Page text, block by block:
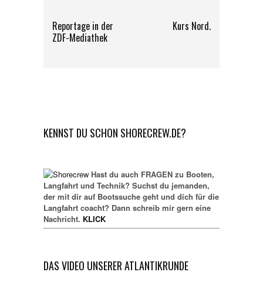
Reportage in der
ZDF-Mediathek
Kurs Nord.
KENNST DU SCHON SHORECREW.DE?
Hast du auch FRAGEN zu Booten,
Langfahrt und Technik? Suchst du jemanden,
der mit dir auf Bootssuche geht und dich für die
Langfahrt coacht? Dann schreib mir gern eine
Nachricht. KLICK
DAS VIDEO UNSERER ATLANTIKRUNDE